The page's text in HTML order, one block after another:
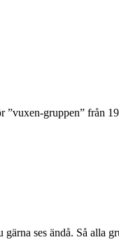
”vuxen-gruppen” från
ses ändå. Så alla